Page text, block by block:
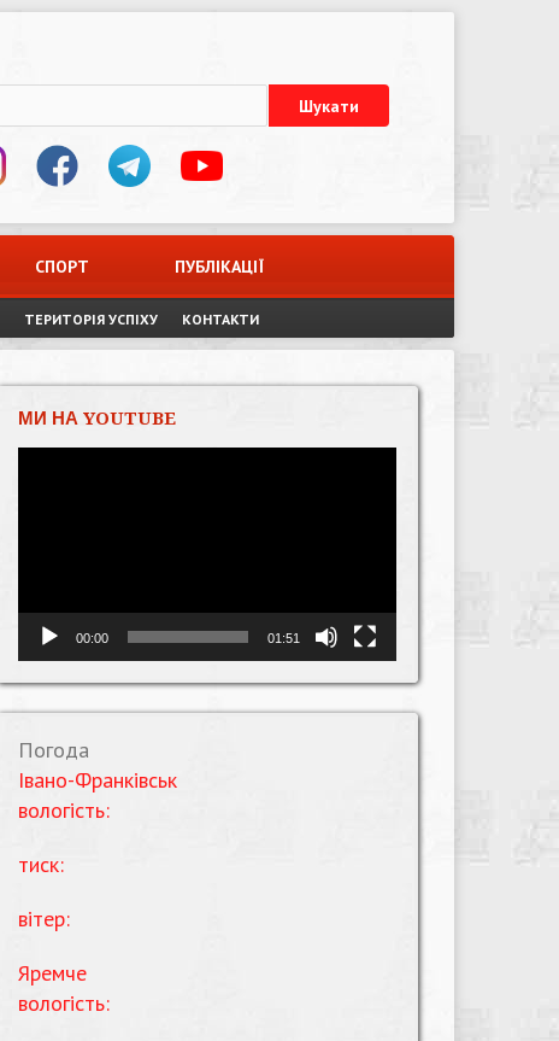
СПОРТ ПУБЛІКАЦІЇ
ТЕРИТОРІЯ УСПІХУ КОНТАКТИ
МИ НА YOUTUBE
00:00 01:51
Погода
Івано-Франківськ
вологість:
тиск:
вітер:
Яремче
вологість: